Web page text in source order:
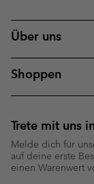
Über uns
Shoppen
Trete mit uns
Melde dich für
auf deine erste
einen Warenwert